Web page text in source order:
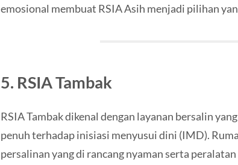
emosional membuat RSIA Asih menjadi pilihan
5. RSIA Tambak
RSIA Tambak dikenal dengan layanan bersalin
penuh terhadap inisiasi menyusui dini (IMD).
persalinan yang di rancang nyaman serta